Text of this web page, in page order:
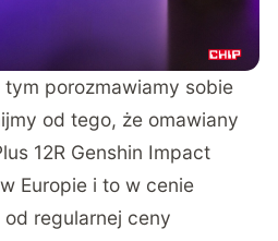
porozmawiamy sobie
od tego, że omawiany
12R Genshin Impact
Europie i to w cenie
regularnej ceny